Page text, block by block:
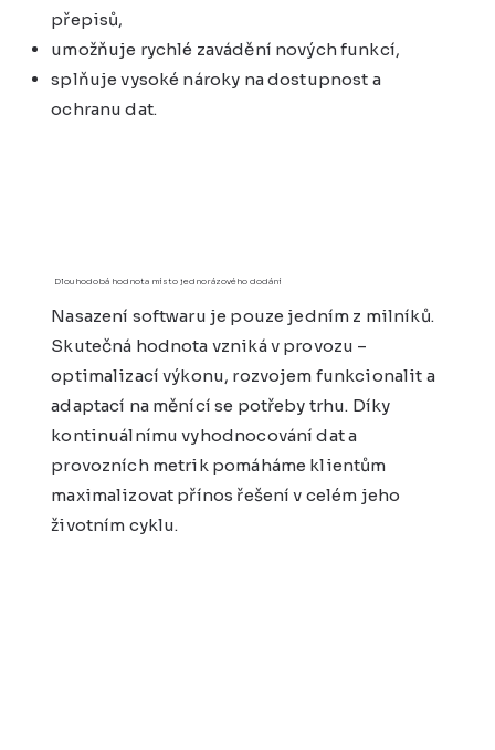
přepisů,
umožňuje rychlé zavádění nových funkcí,
splňuje vysoké nároky na dostupnost a
ochranu dat.
Dlouhodobá hodnota místo jednorázového dodání
Nasazení softwaru je pouze jedním z milníků.
Skutečná hodnota vzniká v provozu –
optimalizací výkonu, rozvojem funkcionalit a
adaptací na měnící se potřeby trhu. Díky
kontinuálnímu vyhodnocování dat a
provozních metrik pomáháme klientům
maximalizovat přínos řešení v celém jeho
životním cyklu.